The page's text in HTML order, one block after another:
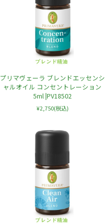
プリマヴェーラ ブレンドエッセンシ
ャルオイル コンセントレーション
5ml |PV18502
¥2,750(税込)